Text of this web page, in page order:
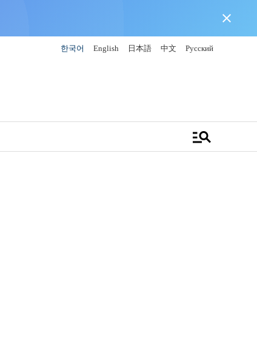
close
한국어 English 日本語 中文 Русский
manage_search